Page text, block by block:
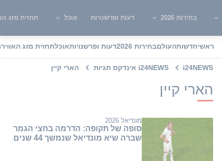
בחירות 2026 דעות ופרשנויות אוכל תחזית מזג
ראשיחדשותהעולםבחירות 2026 דעות ופרשנויותאוכלתחזית מזג האוויר
i24NEWS i24NEWS אינדקס תגיות הארי קיין
הארי קיין
מונדיאל 2026
סופה של תקופה: הדרמה בחצי הגמר
שברה שיא מונדיאל שנמשך 44 שנים